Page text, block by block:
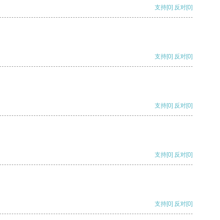
支持[0] 反对[0]
支持[0] 反对[0]
支持[0] 反对[0]
支持[0] 反对[0]
支持[0] 反对[0]